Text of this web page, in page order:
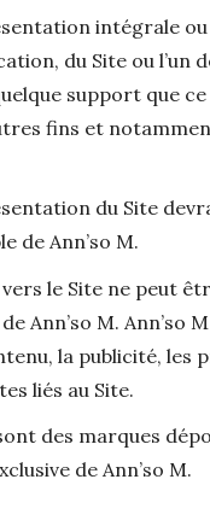
intégrale
du Site ou l’un
support que
fins et
du Site devra
de Ann’so M.
le Site ne peut
Ann’so M. Ann’so
la publicité, les
liés au Site.
des marques
de Ann’so M.